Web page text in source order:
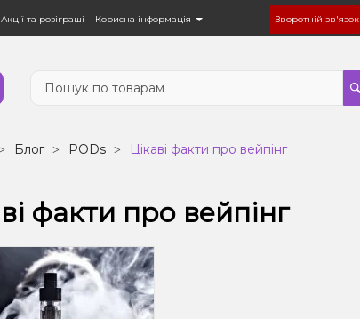
Акції та розіграші Корисна інформація Зворотній зв'язок
Блог PODs Цікаві факти про вейпінг
факти про вейпінг